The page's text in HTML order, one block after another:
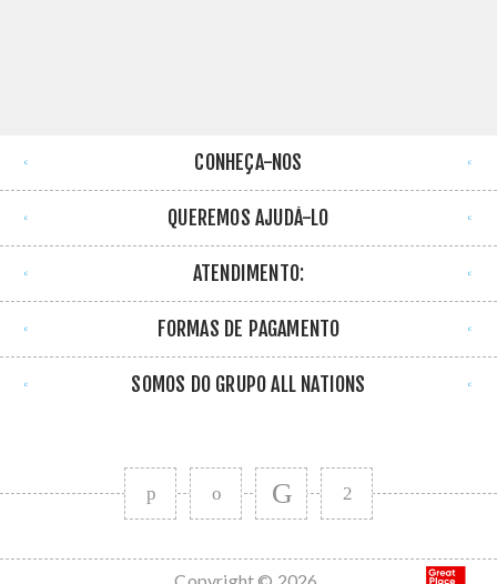
CONHEÇA-NOS
QUEREMOS AJUDÁ-LO
ATENDIMENTO:
FORMAS DE PAGAMENTO
SOMOS DO GRUPO ALL NATIONS